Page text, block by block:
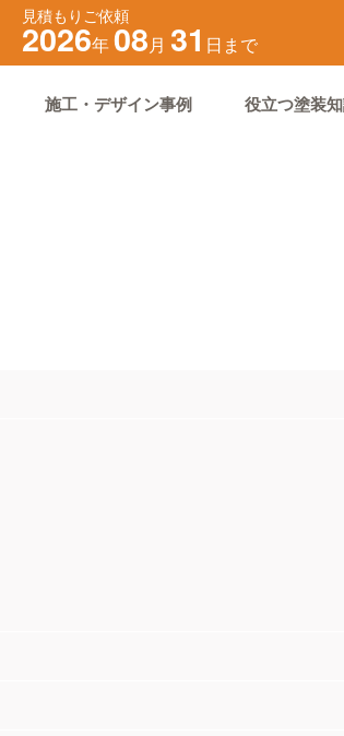
見積もりご依頼
2026年08月 31 日まで
施工・デザイン事例 役立つ塗装